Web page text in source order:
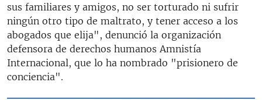
sus familiares y amigos, no ser torturado ni sufrir
ningún otro tipo de maltrato, y tener acceso a los
abogados que elija", denunció la organización
defensora de derechos humanos Amnistía
Internacional, que lo ha nombrado "prisionero de
conciencia".